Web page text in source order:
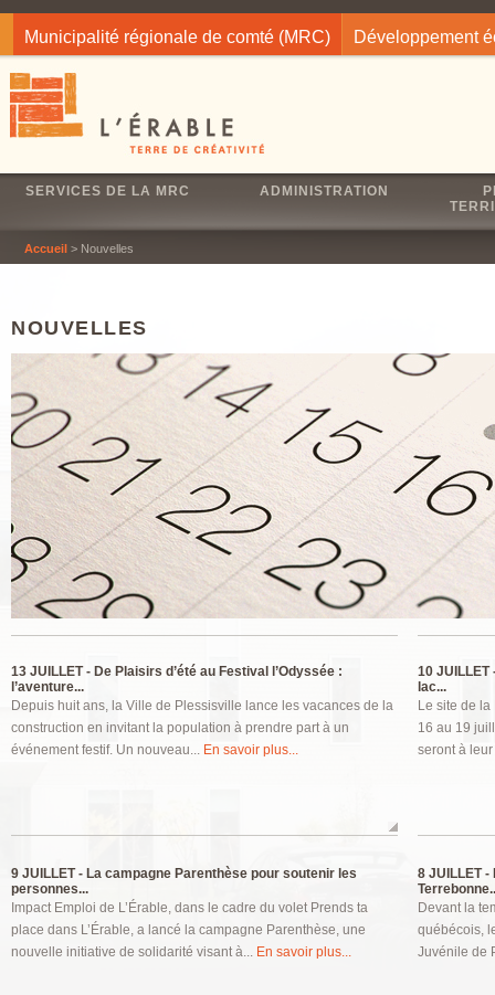
Municipalité régionale de comté (MRC) Développement
SERVICES DE LA MRC ADMINISTRATION
Accueil > Nouvelles
NOUVELLES
13 JUILLET - De Plaisirs d’été au Festival l’Odyssée :
l’aventure...
Depuis huit ans, la Ville de Plessisville lance les vacances de la
construction en invitant la population à prendre part à un
événement festif. Un nouveau... En savoir plus...
10 JUILLET
lac...
Le site de
16 au 19
seront à
9 JUILLET - La campagne Parenthèse pour soutenir les
personnes...
Impact Emploi de L’Érable, dans le cadre du volet Prends ta
place dans L’Érable, a lancé la campagne Parenthèse, une
nouvelle initiative de solidarité visant à... En savoir plus...
8 JUILLET -
Devant la
québécois,
Juvénile de
Pages